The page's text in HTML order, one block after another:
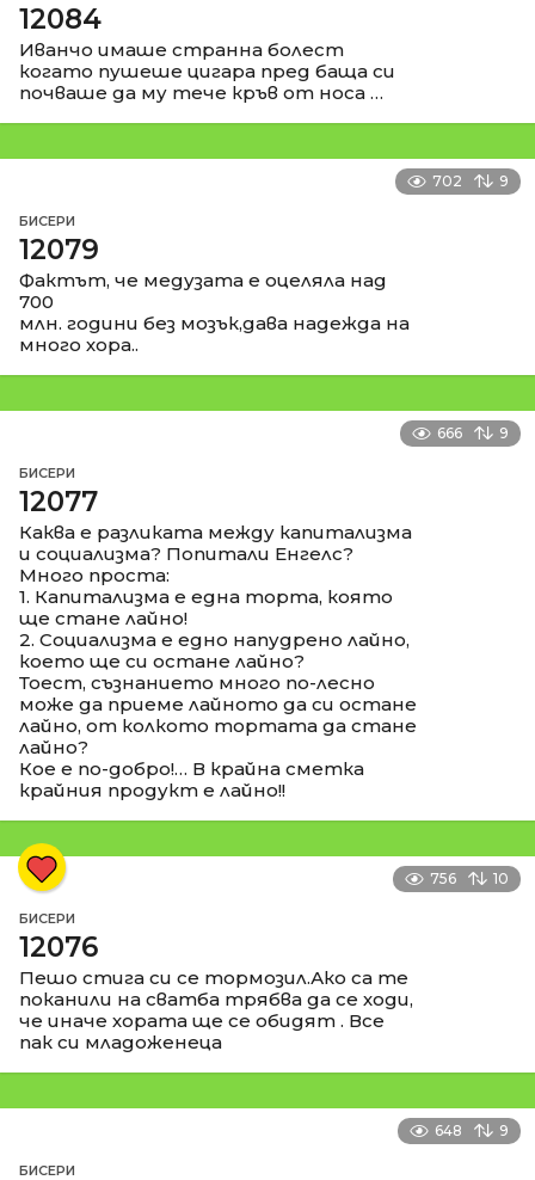
12084
Иванчо имаше странна болест
когато пушеше цигара пред баща си
почваше да му тече кръв от носа …
702 9
БИСЕРИ
12079
Фактът, че медузата е оцеляла над
700
млн. години без мозък,дава надежда на
много хора..
666 9
БИСЕРИ
12077
Каква е разликата между капитализма
и социализма? Попитали Енгелс?
Много проста:
1. Капитализма е една торта, която
ще стане лайно!
2. Социализма е едно напудрено лайно,
което ще си остане лайно?
Тоест, съзнанието много по-лесно
може да приеме лайното да си остане
лайно, от колкото тортата да стане
лайно?
Кое е по-добро!… В крайна сметка
крайния продукт е лайно!!
756 10
БИСЕРИ
12076
Пешо стига си се тормозил.Ако са те
поканили на сватба трябва да се ходи,
че иначе хората ще се обидят . Все
пак си младоженеца
648 9
БИСЕРИ